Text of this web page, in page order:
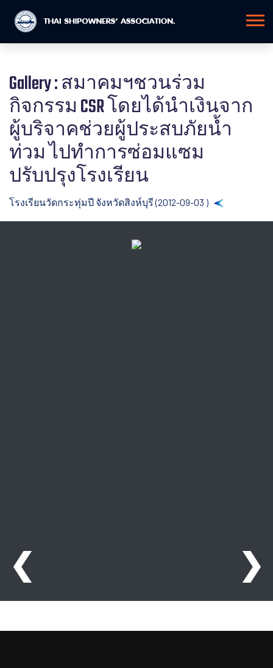
Gallery : สมาคมฯชวนร่วม
กิจกรรม CSR โดยได้นำเงินจาก
ผู้บริจาคช่วยผู้ประสบภัยน้ำ
ท่วม ไปทำการซ่อมแซม
ปรับปรุงโรงเรียน
โรงเรียนวัดกระทุ่มปี จังหวัดสิงห์บุรี (2012-09-03 )
❮ ❯